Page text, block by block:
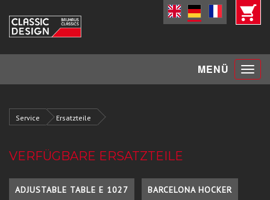
MENÜ Toggle
Service Ersatzteile
VERFÜGBARE ERSATZTEILE
ADJUSTABLE TABLE E 1027 BARCELONA HOCKER